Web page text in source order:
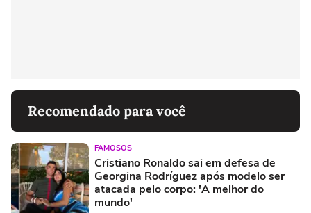
Recomendado para você
FAMOSOS
Cristiano Ronaldo sai em defesa de
Georgina Rodríguez após modelo ser
atacada pelo corpo: 'A melhor do
mundo'